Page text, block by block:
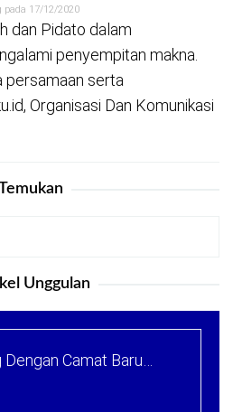
pada 17/12/2020
dan Pidato dalam
penyempitan makna.
persamaan serta
Organisasi Dan Komunikasi
Unggulan
Camat Baru…